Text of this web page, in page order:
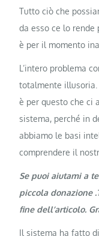
Tutto ciò che
da esso ce lo
è per il momento
L’intero problema
totalmente
è per questo che ci
sistema, perché in
abbiamo le basi
comprendere il
Se puoi aiutami a
piccola donazione
fine dell’articolo.
Il sistema ha fatto